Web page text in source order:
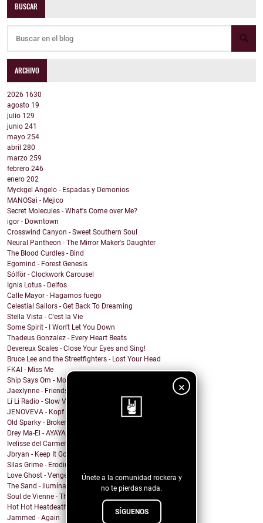
×
Únete a la comunidad rockera y
no te pierdas nada.
SÍGUENOS
BUSCAR
ARCHIVO
2026 1630
agosto 19
julio 129
junio 241
mayo 254
abril 280
marzo 259
febrero 246
enero 202
Myckgel Angelo - Espadas y Demonios
MANOSai - Mejico
Secret Molecules - What's Come over Me?
igor - Downtown
Crosswind Canyon - Sweet Southern Soul
Neural Pantheon - The Mirror Maker's Daughter
The Blood Curdles - Bind
Egomind - Forest Genesis
Sólför - Clockwork Carousel
Ignis Lotus - Delfos
Calle Mayor - Hagamos fuego
Celestial Sailors - Get Back To Dreaming
Stella Vista - C'est la Vie
Some Spirit - I Won't Let You Down
Thadeus Gonzalez - Every Heart Beats
Devereux Scales - Close Your Eyes and Sing!
Bruce Lee and the Streetfighters - Lost Your Head
FKAI - Miss Me
Ship Says Om - Mother Director
Jaexlynne - Friends Like You
Li Li Radio - Slow View
JENOVEVA - Kopf auf
Old Sparky - Broken City Blues
Drey Ma-El - AYAYAI
Ivelisse del Carmen - Mi Sangre Baila
Jbryan - Keep It Going
Silas Grime - Eroding Grace
Love Ghost - Vengeance
The Sand - ilumíname
Soul de Vienne - That Was Insane
Hot Hot Heatdeath - no respawns
Jammed - Again